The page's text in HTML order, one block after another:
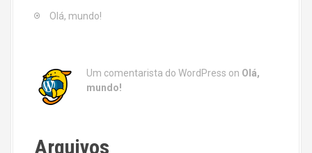
Olá, mundo!
Um comentarista do WordPress on Olá,
mundo!
Arquivos